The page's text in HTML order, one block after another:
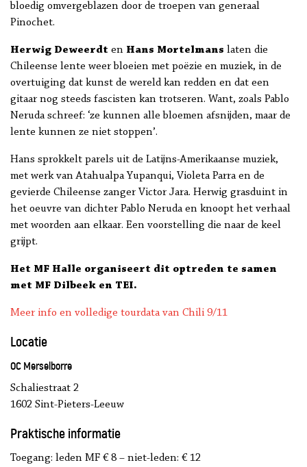
bloedig omvergeblazen door de troepen van generaal
Pinochet.
Herwig Deweerdt en Hans Mortelmans laten die
Chileense lente weer bloeien met poëzie en muziek, in de
overtuiging dat kunst de wereld kan redden en dat een
gitaar nog steeds fascisten kan trotseren. Want, zoals Pablo
Neruda schreef: ‘ze kunnen alle bloemen afsnijden, maar de
lente kunnen ze niet stoppen’.
Hans sprokkelt parels uit de Latijns-Amerikaanse muziek,
met werk van Atahualpa Yupanqui, Violeta Parra en de
gevierde Chileense zanger Victor Jara. Herwig grasduint in
het oeuvre van dichter Pablo Neruda en knoopt het verhaal
met woorden aan elkaar. Een voorstelling die naar de keel
grijpt.
Het MF Halle organiseert dit optreden te samen
met MF Dilbeek en TEI.
Meer info en volledige tourdata van Chili 9/11
Locatie
OC Merselborre
Schaliestraat 2
1602 Sint-Pieters-Leeuw
Praktische informatie
Toegang: leden MF € 8 – niet-leden: € 12